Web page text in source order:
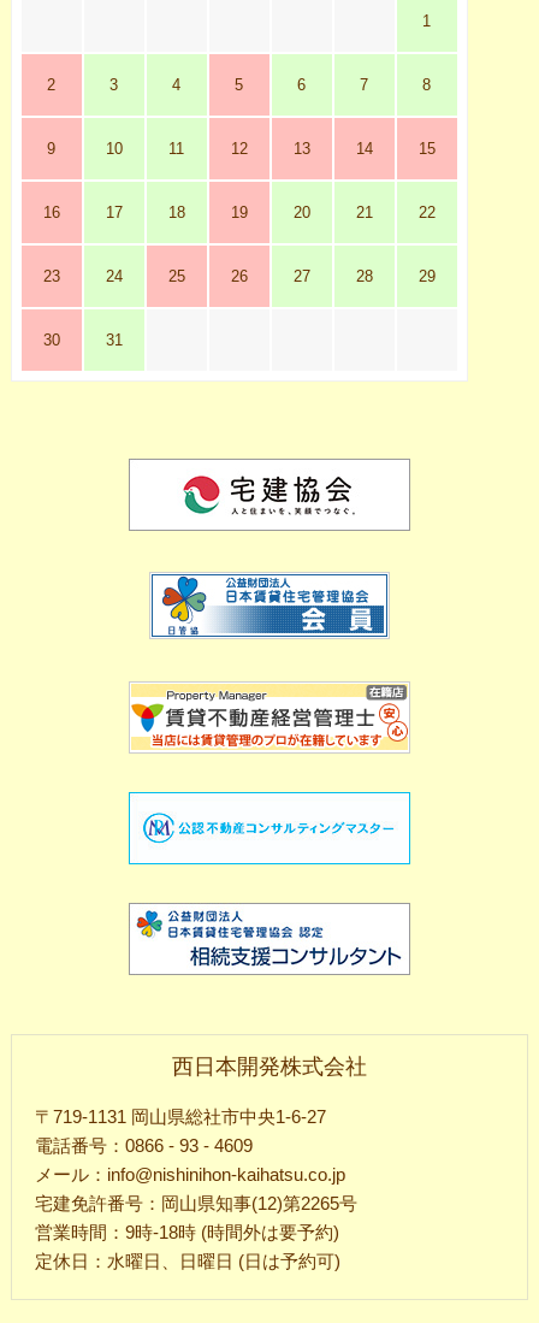
1
2 3 4 5 6 7 8
9 10 11 12 13 14 15
16 17 18 19 20 21 22
23 24 25 26 27 28 29
30 31
西日本開発株式会社
〒719-1131 岡山県総社市中央1-6-27
電話番号：0866 - 93 - 4609
メール：info@nishinihon-kaihatsu.co.jp
宅建免許番号：岡山県知事(12)第2265号
営業時間：9時-18時 (時間外は要予約)
定休日：水曜日、日曜日 (日は予約可)